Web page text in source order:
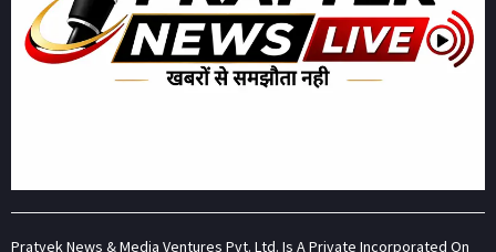
Pratyek News & Media Ventures Pvt. Ltd. Is A Private Incorporated On